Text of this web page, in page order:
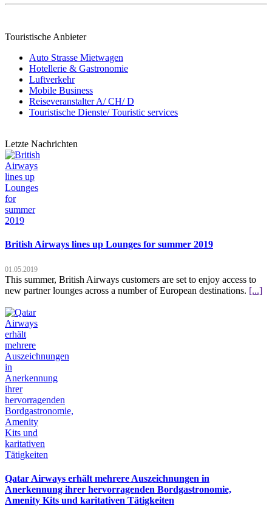
Touristische Anbieter
Auto Strasse Mietwagen
Hotellerie & Gastronomie
Luftverkehr
Mobile Business
Reiseveranstalter A/ CH/ D
Touristische Dienste/ Touristic services
Letzte Nachrichten
British Airways lines up Lounges for summer 2019
01.05.2019
This summer, British Airways customers are set to enjoy access to
new partner lounges across a number of European destinations. [...]
Qatar Airways erhält mehrere Auszeichnungen in
Anerkennung ihrer hervorragenden Bordgastronomie,
Amenity Kits und karitativen Tätigkeiten